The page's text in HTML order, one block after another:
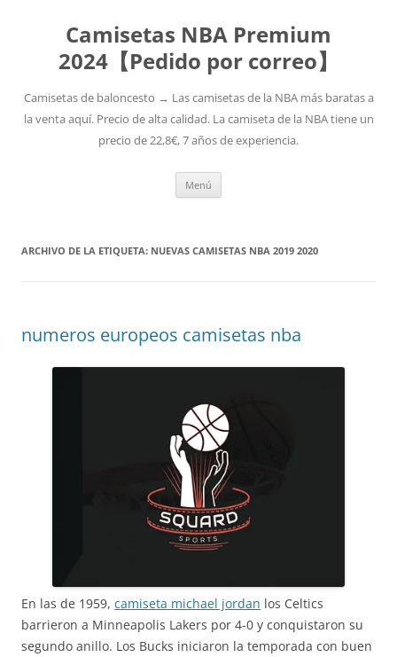
Camisetas NBA Premium
2024【Pedido por correo】
Camisetas de baloncesto → Las camisetas de la NBA más baratas a
la venta aquí. Precio de alta calidad. La camiseta de la NBA tiene un
precio de 22,8€, 7 años de experiencia.
Menú
ARCHIVO DE LA ETIQUETA: NUEVAS CAMISETAS NBA 2019 2020
numeros europeos camisetas nba
En las de 1959, camiseta michael jordan los Celtics
barrieron a Minneapolis Lakers por 4-0 y conquistaron su
segundo anillo. Los Bucks iniciaron la temporada con buen